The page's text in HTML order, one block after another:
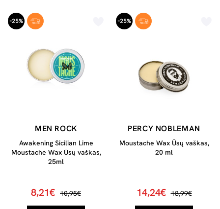
-25%
MEN ROCK
Awakening Sicilian Lime
Moustache Wax Ūsų vaškas,
25ml
8,21€ 10,95€
-25%
PERCY NOBLEMAN
Moustache Wax Ūsų vaškas,
20 ml
14,24€ 18,99€